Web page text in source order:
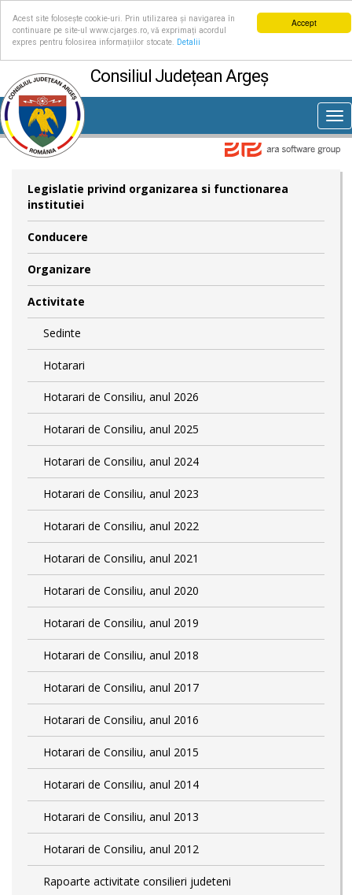
Accept
Acest site folosește cookie-uri. Prin utilizarea și navigarea în
continuare pe site-ul www.cjarges.ro, vă exprimați acordul
expres pentru folosirea informațiilor stocate.
Detalii
Consiliul Județean Argeș
Legislatie privind organizarea si functionarea
institutiei
Conducere
Organizare
Activitate
Sedinte
Hotarari
Hotarari de Consiliu, anul 2026
Hotarari de Consiliu, anul 2025
Hotarari de Consiliu, anul 2024
Hotarari de Consiliu, anul 2023
Hotarari de Consiliu, anul 2022
Hotarari de Consiliu, anul 2021
Hotarari de Consiliu, anul 2020
Hotarari de Consiliu, anul 2019
Hotarari de Consiliu, anul 2018
Hotarari de Consiliu, anul 2017
Hotarari de Consiliu, anul 2016
Hotarari de Consiliu, anul 2015
Hotarari de Consiliu, anul 2014
Hotarari de Consiliu, anul 2013
Hotarari de Consiliu, anul 2012
Rapoarte activitate consilieri judeteni